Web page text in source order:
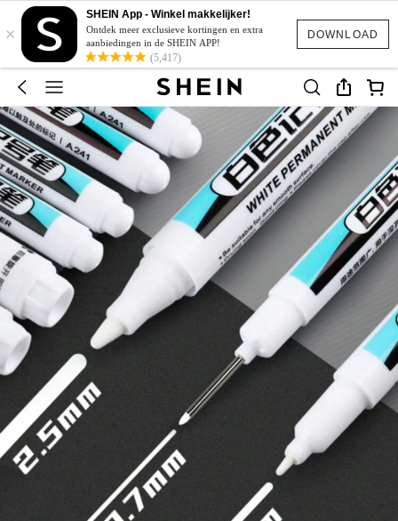
DOWNLOAD
×
SHEIN App - Winkel makkelijker!
Ontdek meer exclusieve kortingen en extra
aanbiedingen in de SHEIN APP!
(5,417)